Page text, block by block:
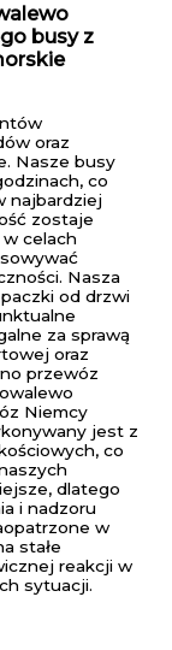
busy z
oraz
Nasze busy
co
najbardziej
zostaje
celach
Nasza
od drzwi
za sprawą
oraz
przewóz
Niemcy
jest z
co
dlatego
i nadzoru
w
stałe
reakcji w
sytuacji.